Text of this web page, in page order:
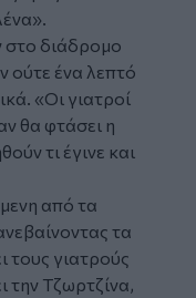
στο διάδρομο
ούτε ένα λεπτό
«Οι γιατροί
θα φτάσει η
τι έγινε και
από τα
τα
τους γιατρούς
την Τζωρτζίνα,